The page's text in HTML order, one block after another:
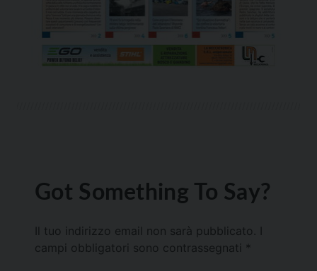
Got Something To Say?
Il tuo indirizzo email non sarà pubblicato.
campi obbligatori sono contrassegnati *